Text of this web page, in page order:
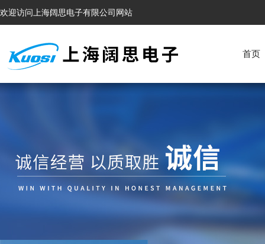
欢迎访问上海阔思电子有限公司网站
首页